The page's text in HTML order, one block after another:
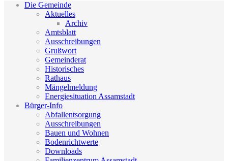
Die Gemeinde
Aktuelles
Archiv
Amtsblatt
Ausschreibungen
Grußwort
Gemeinderat
Historisches
Rathaus
Mängelmeldung
Energiesituation Assamstadt
Bürger-Info
Abfallentsorgung
Ausschreibungen
Bauen und Wohnen
Bodenrichtwerte
Downloads